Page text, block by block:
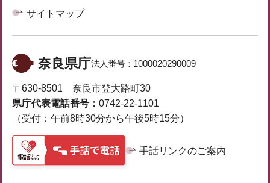
サイトマップ
奈良県庁法人番号： 1000020290009
〒630-8501 奈良市登大路町30
県庁代表電話番号： 0742-22-1101
（受付：午前8時30分から午後5時15分）
手話リンクのご案内